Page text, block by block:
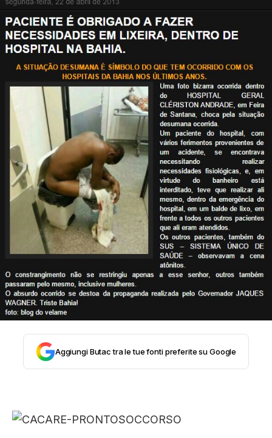
STORIA E CITAZIONI
INTRATTENIMENTO
COMPLOTTI, LEGGENDE URBANE ED
EVERGREEN
EDITORIALI
TRUFFE E SOCIAL NETWORK
CLIMA ED ENERGIA
CONTATTI
Aggiungi Butac tra le tue fonti preferite su Google